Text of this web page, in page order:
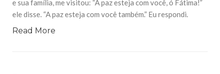
10 DE NOVEMBRO DE 2013
Falecimento do Imam Ali Ibn Al-Hussein
Em nome de Deus, o Clemente, o Misericordioso! Diante da
e sua família, me visitou: “A paz esteja com você, ó Fátima!”
ele disse. “A paz esteja com você também.” Eu respondi.
Read More